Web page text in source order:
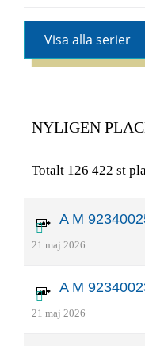
Visa alla serier
NYLIGEN
Totalt 126 422 st
A M
21 maj 2026
A M
21 maj 2026